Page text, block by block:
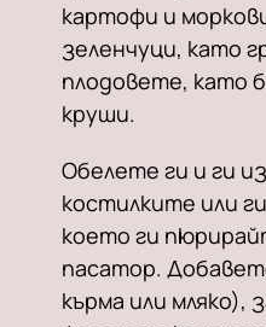
картофи и
зеленчуци, като
плодовете, като
круши.
Обелете ги и ги
костилките или
което ги
пасатор.
кърма или мляко),